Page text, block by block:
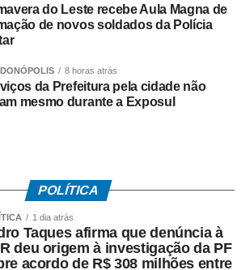
se estende aos serviços de
devem estar disponíveis de
Nos casos de frigobar, os
oferecidos precisam ser informados
lembra que o Código de Defesa do
os estabelecimentos a realizarem
relacionados a tamanho, cor ou
Nessas situações, a substituição do
do Leste recebe Aula Magna de
de novos soldados da Polícia
8 horas atrás
da Prefeitura pela cidade não
mesmo durante a Exposul
POLÍTICA
1 dia atrás
Taques afirma que denúncia à
deu origem à investigação da PF
acordo de R$ 308 milhões entre